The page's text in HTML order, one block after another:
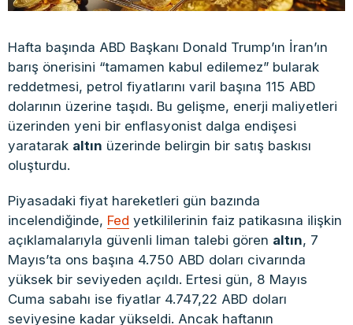
Hafta başında ABD Başkanı Donald Trump’ın İran’ın
barış önerisini “tamamen kabul edilemez” bularak
reddetmesi, petrol fiyatlarını varil başına 115 ABD
dolarının üzerine taşıdı. Bu gelişme, enerji maliyetleri
üzerinden yeni bir enflasyonist dalga endişesi
yaratarak altın üzerinde belirgin bir satış baskısı
oluşturdu.
Piyasadaki fiyat hareketleri gün bazında
incelendiğinde, Fed yetkililerinin faiz patikasına ilişkin
açıklamalarıyla güvenli liman talebi gören altın, 7
Mayıs’ta ons başına 4.750 ABD doları civarında
yüksek bir seviyeden açıldı. Ertesi gün, 8 Mayıs
Cuma sabahı ise fiyatlar 4.747,22 ABD doları
seviyesine kadar yükseldi. Ancak haftanın